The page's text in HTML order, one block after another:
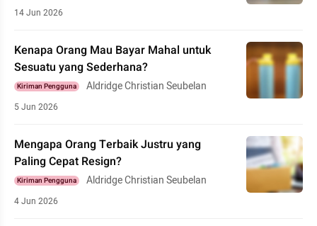
14 Jun 2026
Kenapa Orang Mau Bayar Mahal untuk
Sesuatu yang Sederhana?
Kiriman Pengguna Aldridge Christian Seubelan
5 Jun 2026
Mengapa Orang Terbaik Justru yang
Paling Cepat Resign?
Kiriman Pengguna Aldridge Christian Seubelan
4 Jun 2026